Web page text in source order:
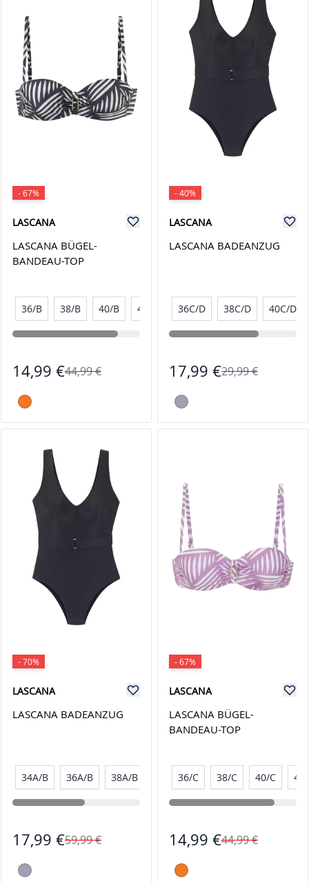
- 67%
LASCANA
LASCANA BÜGEL-
BANDEAU-TOP
36/B 38/B 40/B 42/B
14,99 €44,99 €
- 40%
LASCANA
LASCANA BADEANZUG
36C/D 38C/D 40C/D
17,99 €29,99 €
- 70%
LASCANA
LASCANA BADEANZUG
34A/B 36A/B 38A/B 40A/B 42A/B
17,99 €59,99 €
- 67%
LASCANA
LASCANA BÜGEL-
BANDEAU-TOP
36/C 38/C 40/C
14,99 €44,99 €